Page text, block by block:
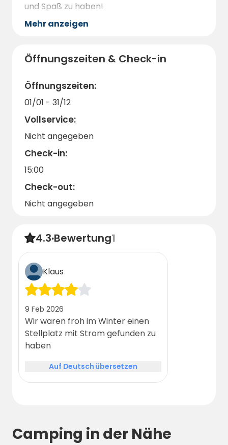
und Spaß zu haben!
Mehr anzeigen
Öffnungszeiten & Check-in
Öffnungszeiten:
01/01 - 31/12
Vollservice:
Nicht angegeben
Check-in:
15:00
Check-out:
Nicht angegeben
4.3·Bewertung1
Klaus
9 Feb 2026
Wir waren froh im Winter einen
Stellplatz mit Strom gefunden zu
haben
Auf Deutsch übersetzen
Camping in der Nähe